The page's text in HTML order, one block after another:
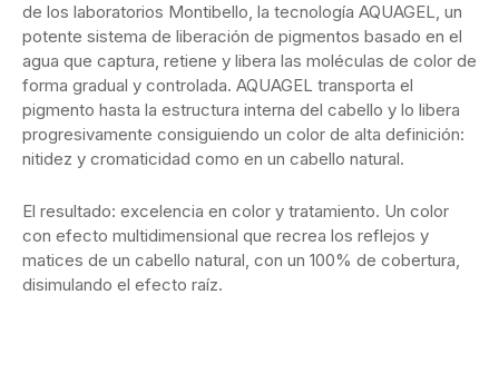
de los laboratorios Montibello, la tecnología AQUAGEL, un
potente sistema de liberación de pigmentos basado en el
agua que captura, retiene y libera las moléculas de color de
forma gradual y controlada. AQUAGEL transporta el
pigmento hasta la estructura interna del cabello y lo libera
progresivamente consiguiendo un color de alta definición:
nitidez y cromaticidad como en un cabello natural.
El resultado: excelencia en color y tratamiento. Un color
con efecto multidimensional que recrea los reflejos y
matices de un cabello natural, con un 100% de cobertura,
disimulando el efecto raíz.